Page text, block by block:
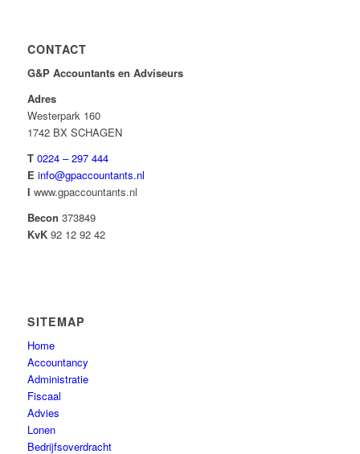
CONTACT
G&P Accountants en Adviseurs
Adres
Westerpark 160
1742 BX SCHAGEN
T 0224 – 297 444
E info@gpaccountants.nl
I www.gpaccountants.nl
Becon 373849
KvK92 12 92 42
SITEMAP
Home
Accountancy
Administratie
Fiscaal
Advies
Lonen
Bedrijfsoverdracht